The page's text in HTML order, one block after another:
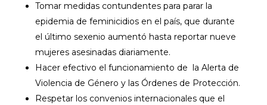
Tomar medidas contundentes para parar la
epidemia de feminicidios en el país, que durante
el último sexenio aumentó hasta reportar nueve
mujeres asesinadas diariamente.
Hacer efectivo el funcionamiento de la Alerta de
Violencia de Género y las Órdenes de Protección.
Respetar los convenios internacionales que el